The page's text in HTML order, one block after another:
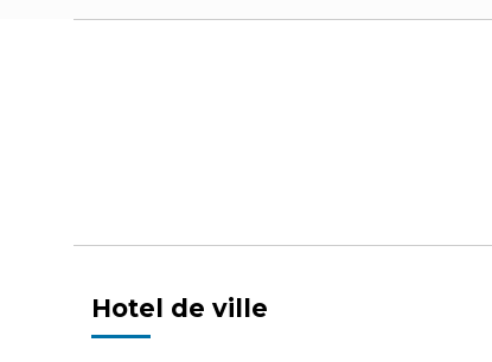
Hotel de ville